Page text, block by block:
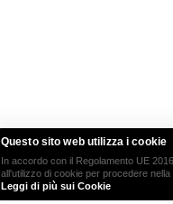
VIA CROSARON, 23 – 37053
Questo sito web utilizza i cookie
In accordo con il Regolamento UE
all'utilizzo di cookie per procedere
Leggi di più sui Cookie